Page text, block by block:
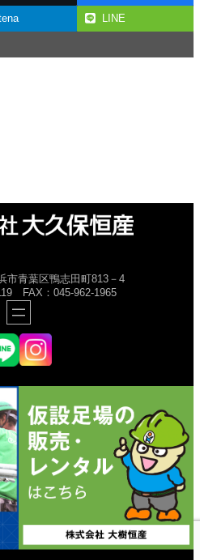
LINE
－0033
市青葉区鴨志田町813－4
FAX：045-962-1965